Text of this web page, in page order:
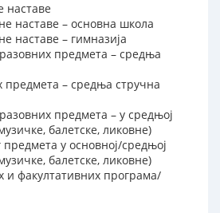
наставе
наставе – основна школа
наставе – гимназија
предмета – средња
предмета – средња стручна
предмета – у средњој
балетске, ликовне)
у основној/средњој
балетске, ликовне)
и факултативних програма/